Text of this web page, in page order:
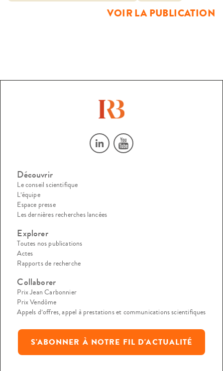
VOIR LA PUBLICATION
Découvrir
Le conseil scientifique
L’équipe
Espace presse
Les dernières recherches lancées
Explorer
Toutes nos publications
Actes
Rapports de recherche
Collaborer
Prix Jean Carbonnier
Prix Vendôme
Appels d’offres, appel à prestations et communications scientifiques
S'ABONNER À NOTRE FIL D'ACTUALITÉ